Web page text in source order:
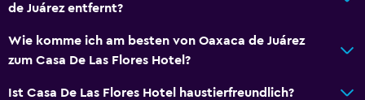
de Juárez entfernt?
Wie komme ich am besten von Oaxaca de Juárez
zum Casa De Las Flores Hotel?
Ist Casa De Las Flores Hotel haustierfreundlich?